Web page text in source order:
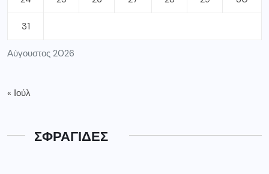
Αύγουστος 2026
31
« Ιούλ
ΣΦΡΑΓΙΔΕΣ